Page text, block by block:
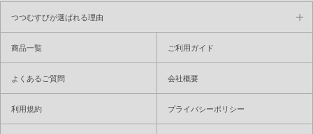
つつむすびが選ばれる理由
商品一覧 ご利用ガイド
よくあるご質問 会社概要
利用規約 プライバシーポリシー